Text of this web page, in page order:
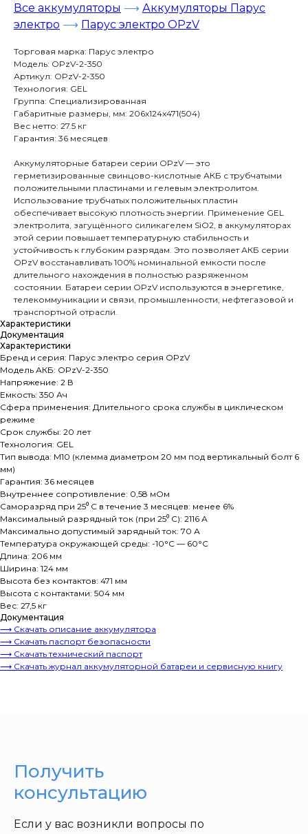
Все аккумуляторы ⟶ Аккумуляторы Парус
электро ⟶ Парус электро OPzV
Торговая марка: Парус электро
Модель: OPzV-2-350
Артикул: OPzV-2-350
Технология: GEL
Группа: Специализированная
Габаритные размеры, мм: 206x124x471(504)
Вес нетто: 27.5 кг
Гарантия: 36 месяцев
Аккумуляторные батареи серии OPzV — это
герметизированные свинцово-кислотные АКБ с трубчатыми
положительными пластинами и гелевым электролитом.
Использование трубчатых положительных пластин
обеспечивает высокую плотность энергии. Применение GEL
электролита, загущённого силикагелем SiO2, в аккумуляторах
этой серии повышает температурную стабильность и
устойчивость к глубоким разрядам. Это позволяет АКБ серии
OPzV восстанавливать 100% номинальной емкости после
длительного нахождения в полностью разряженном
состоянии. Батареи серии OPzV используются в энергетике,
телекоммуникации и связи, промышленности, нефтегазовой и
транспортной отрасли.
Характеристики
Документация
Характеристики
Бренд и cерия: Парус электро серия OPzV
Модель АКБ: OPzV-2-350
Напряжение: 2 В
Емкость: 350 Ач
Сфера применения: Длительного срока службы в циклическом
режиме
Срок службы: 20 лет
Технология: GEL
Тип вывода: M10 (клемма диаметром 20 мм под вертикальный болт 6
мм)
Гарантия: 36 месяцев
Внутреннее сопротивление: 0,58 мОм
Саморазряд при 25⁰ С в течение 3 месяцев: менее 6%
Максимальный разрядный ток (при 25⁰ С): 2116 А
Максимально допустимый зарядный ток: 70 А
Температура окружающей среды: -10°C — 60°C
Длина: 206 мм
Ширина: 124 мм
Высота без контактов: 471 мм
Высота с контактами: 504 мм
Вес: 27,5 кг
Документация
⟶ Скачать описание аккумулятора
⟶ Скачать паспорт безопасности
⟶ Скачать технический паспорт
⟶ Скачать журнал аккумуляторной батареи и сервисную книгу
Если у вас возникли вопросы по
Получить
консультацию